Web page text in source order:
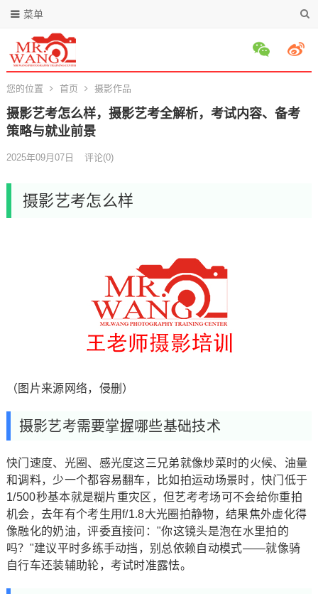
菜单
您的位置 首页 摄影作品
摄影艺考怎么样，摄影艺考全解析，考试内容、备考
策略与就业前景
2025年09月07日 评论(0)
摄影艺考怎么样
（图片来源网络，侵删）
摄影艺考需要掌握哪些基础技术
快门速度、光圈、感光度这三兄弟就像炒菜时的火候、油量
和调料，少一个都容易翻车，比如拍运动场景时，快门低于
1/500秒基本就是糊片重灾区，但艺考考场可不会给你重拍
机会，去年有个考生用f/1.8大光圈拍静物，结果焦外虚化得
像融化的奶油，评委直接问："你这镜头是泡在水里拍的
吗？"建议平时多练手动挡，别总依赖自动模式——就像骑
自行车还装辅助轮，考试时准露怯。